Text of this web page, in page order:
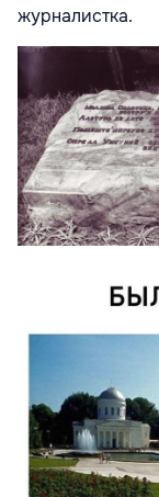
журналистка.